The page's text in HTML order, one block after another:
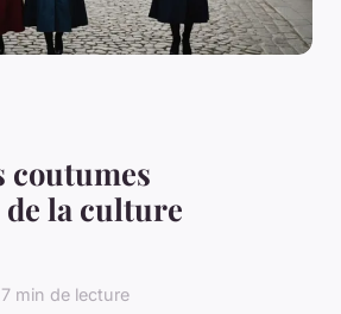
coutumes
la culture
7 min de lecture